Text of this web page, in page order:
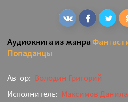
Аудиокнига из жанра
Попаданцы
Автор: Володин Григорий
Исполнитель: Максимов Данила